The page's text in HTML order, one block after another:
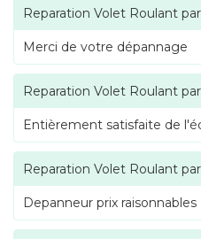
Reparation Volet Roulant par
Merci de votre dépannage
Reparation Volet Roulant par
Entièrement satisfaite de
Reparation Volet Roulant par
Depanneur prix raisonnables